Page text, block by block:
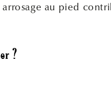
au pied
?